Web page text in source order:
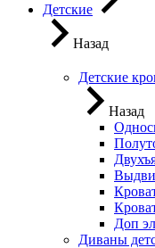
Детские
Назад
Детские
Назад
Доп
Диваны